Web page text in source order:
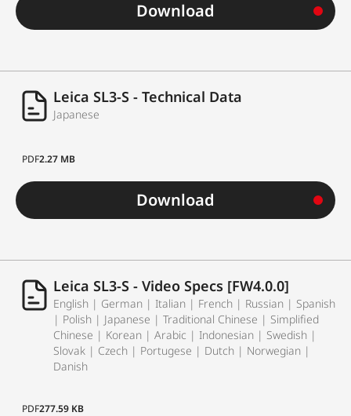
Download
Leica SL3-S - Technical Data
Japanese
PDF2.27 MB
Download
Leica SL3-S - Video Specs [FW4.0.0]
English | German | Italian | French | Russian | Spanish
| Polish | Japanese | Traditional Chinese | Simplified
Chinese | Korean | Arabic | Indonesian | Swedish |
Slovak | Czech | Portugese | Dutch | Norwegian |
Danish
PDF277.59 KB